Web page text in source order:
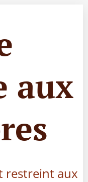
aux
restreint aux